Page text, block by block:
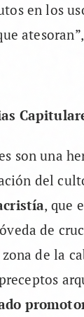
en los
son una
del
, que
de
de la